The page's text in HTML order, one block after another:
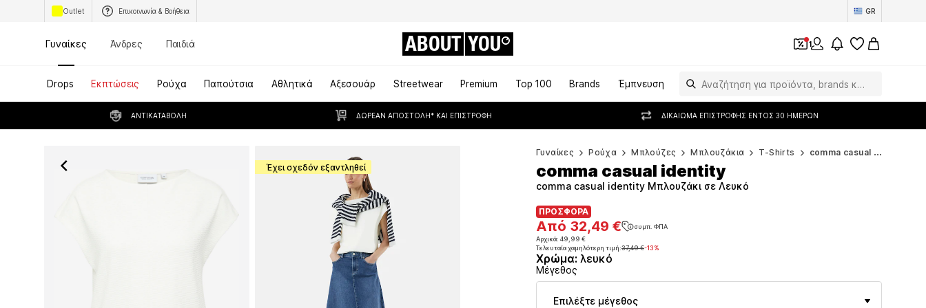
Outlet Επικοινωνία & Βοήθεια GR
Γυναίκες Άνδρες Παιδιά ABOUT YOU 1
Drops Εκπτώσεις Ρούχα Παπούτσια Αθλητικά Αξεσουάρ Streetwear Premium Top 100 Brands Έμπνευση
ΑΝΤΙΚΑΤΑΒΟΛΉ ΔΩΡΕΆΝ ΑΠΟΣΤΟΛΉ* ΚΑΙ ΕΠΙΣΤΡΟΦΉ ΔΙΚΑΊΩΜΑ ΕΠΙΣΤΡΟΦΉΣ ΕΝΤΌΣ 30 ΗΜΕΡΏΝ
Έχει σχεδόν εξαντληθεί
Γυναίκες Ρούχα Μπλούζες Μπλουζάκια T-Shirts comma casual identity T-Shirts
ΠΡΟΣΦΟΡΑ
Από 32,49 €
συμπ. ΦΠΑ
Αρχικά: 49,99 €
Τελευταία χαμηλότερη τιμή:37,49 €-13%
ΠΡΟΣΦΟΡΑ
Από 32,49 €
Αρχικά: 49,99 €
Τελευταία χαμηλότερη τιμή:
comma casual identity Μπλουζάκι σε Λευκό
comma casual identity
Χρώμα: λευκό
Μέγεθος
Επιλέξτε μέγεθος